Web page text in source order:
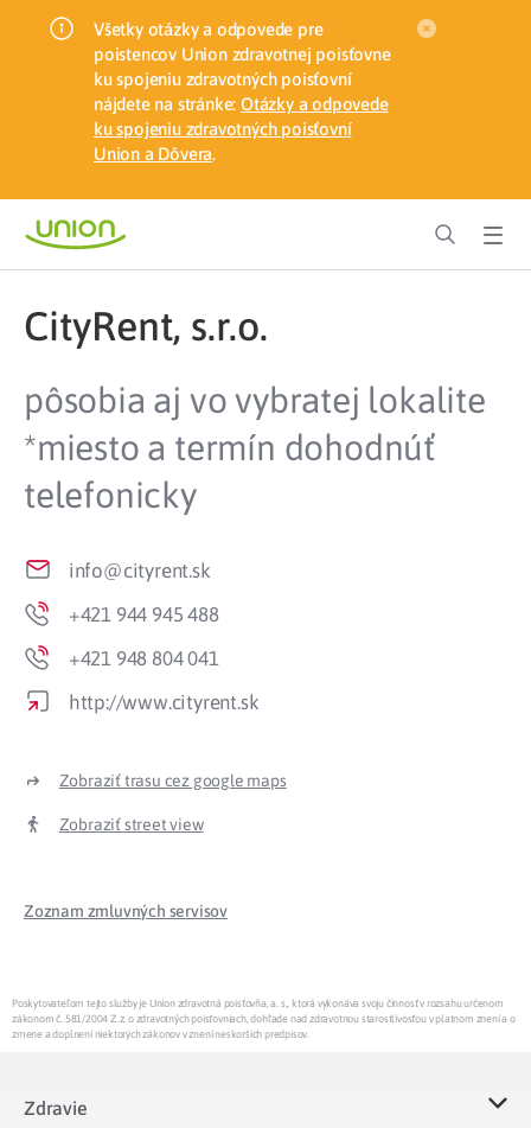
Všetky otázky a odpovede pre
poistencov Union zdravotnej poisťovne
ku spojeniu zdravotných poisťovní
nájdete na stránke: Otázky a odpovede
ku spojeniu zdravotných poisťovní
Union a Dôvera.
CityRent, s.r.o.
pôsobia aj vo vybratej lokalite
*miesto a termín dohodnúť
telefonicky
info@cityrent.sk
+421 944 945 488
+421 948 804 041
http://www.cityrent.sk
Zobraziť trasu cez google maps
Zobraziť street view
Zoznam zmluvných servisov
Poskytovateľom tejto služby je Union zdravotná poisťovňa, a. s., ktorá vykonáva svoju činnosť v rozsahu určenom
zákonom č. 581/2004 Z.z. o zdravotných poisťovniach, dohľade nad zdravotnou starostlivosťou v platnom znení a o
zmene a doplnení niektorých zákonov v znení neskorších predpisov.
Zdravie